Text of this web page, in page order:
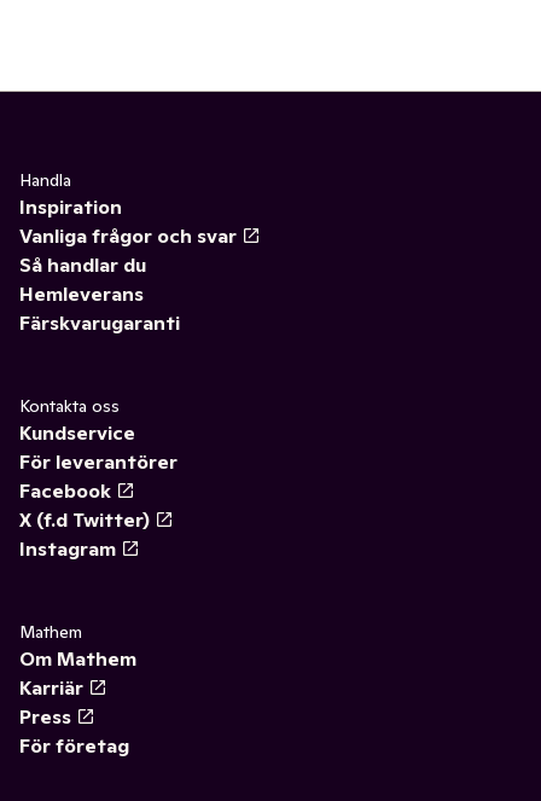
Handla
Inspiration
Vanliga frågor och svar
Så handlar du
Hemleverans
Färskvarugaranti
Kontakta oss
Kundservice
För leverantörer
Facebook
X (f.d Twitter)
Instagram
Mathem
Om Mathem
Karriär
Press
För företag